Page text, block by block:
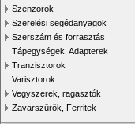
Szenzorok
Szerelési segédanyagok
Szerszám és forrasztás
Tápegységek, Adapterek
Tranzisztorok
Varisztorok
Vegyszerek, ragasztók
Zavarszűrők, Ferritek